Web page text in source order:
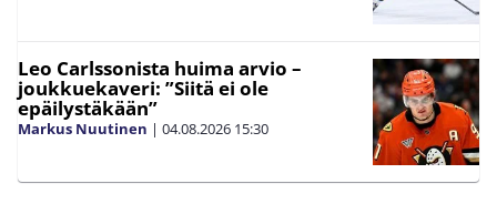
Leo Carlssonista huima arvio –
joukkuekaveri: ”Siitä ei ole
epäilystäkään”
Markus Nuutinen | 04.08.2026 15:30